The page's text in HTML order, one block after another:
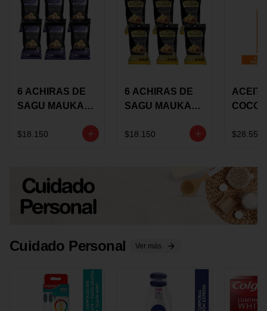
6 ACHIRAS DE
SAGU MAUKA
$18.150
6 ACHIRAS DE
SAGU MAUKA
GRS
$18.150
COCO
150G
$28.550
Cuidado Personal Ver más